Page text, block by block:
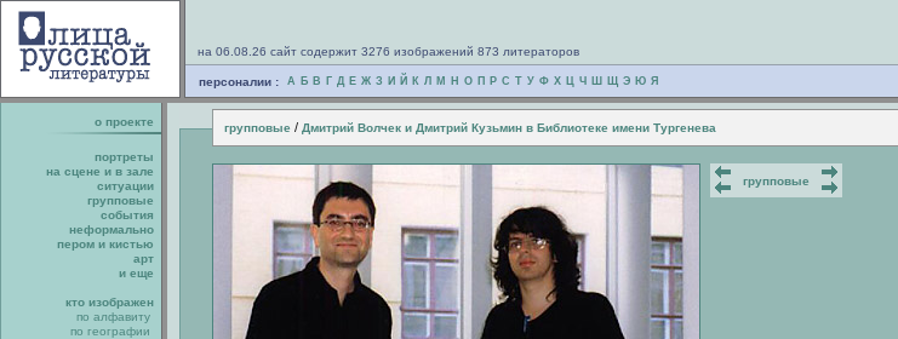
на 06.08.26 сайт содержит 3276 изображений 873 литераторов
персоналии : А Б В Г Д Е Ж З И Й К Л М Н О П Р С Т У Ф Х Ц Ч Ш Щ Э Ю Я
о проекте групповые / Дмитрий Волчек и Дмитрий Кузьмин в Библиотеке имени Тургенева
портреты
на сцене и в зале
ситуации
групповые
события
неформально
пером и кистью
арт
и еще
кто изображен
по алфавиту
по географии
групповые